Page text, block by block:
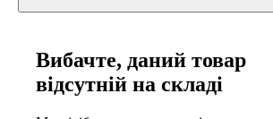
Вибачте, даний товар
відсутній на складі